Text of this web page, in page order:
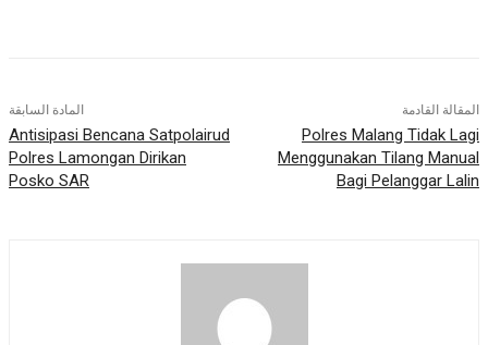
المادة السابقة
Antisipasi Bencana Satpolairud
Polres Lamongan Dirikan
Posko SAR
المقالة القادمة
Polres Malang Tidak Lagi
Menggunakan Tilang Manual
Bagi Pelanggar Lalin